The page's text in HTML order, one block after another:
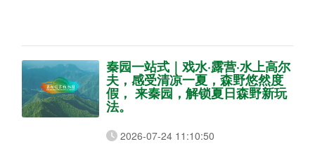
花色，而是一个谁试谁乐的趣味——摸一下
树干，整棵树
秦园一站式｜戏水·露营·水上高尔
夫，感受清凉一夏，森野悠然度
假， 来秦园，解锁夏日森野新玩
法。
2026-07-24 11:10:50